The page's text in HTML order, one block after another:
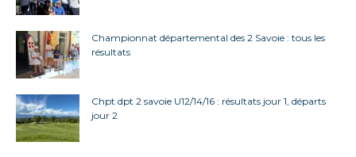
Championnat départemental des 2 Savoie : tous les
résultats
Chpt dpt 2 savoie U12/14/16 : résultats jour 1, départs
jour 2